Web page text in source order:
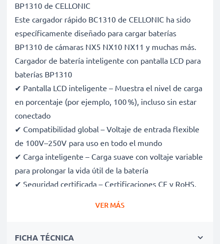
BP1310 de CELLONIC
Este cargador rápido BC1310 de CELLONIC ha sido
específicamente diseñado para cargar baterías
BP1310 de cámaras NX5 NX10 NX11 y muchas más.
Cargador de batería inteligente con pantalla LCD para
baterías BP1310
✔ Pantalla LCD inteligente – Muestra el nivel de carga
en porcentaje (por ejemplo, 100 %), incluso sin estar
conectado
✔ Compatibilidad global – Voltaje de entrada flexible
de 100V–250V para uso en todo el mundo
✔ Carga inteligente – Carga suave con voltaje variable
para prolongar la vida útil de la batería
✔ Seguridad certificada – Certificaciones CE y RoHS,
bolsa de cámara
VER MÁS
FICHA TÉCNICA